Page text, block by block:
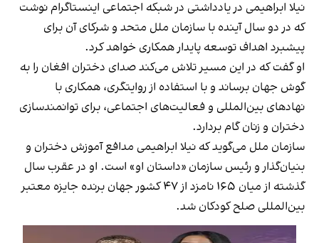
نیلا ابراهیمی در یادداشتی در شبکه اجتماعی اینستاگرام نوشت
که در دو سال آینده با سازمان ملل متحد و شرکای آن برای
پیشبرد اهداف توسعه پایدار همکاری خواهد کرد.
او گفت که در این مسیر تلاش می‌کند صدای دختران افغان را به
گوش جهان برساند و با استفاده از روایتگری، همکاری با
نهادهای بین‌المللی و فعالیت‌های اجتماعی، برای توانمندسازی
دختران و زنان گام بردارد.
سازمان ملل می‌گوید که نیلا ابراهیمی مدافع آموزش دختران و
بنیان‌گذار و رئیس سازمان «داستان او» است. او در عقرب سال
گذشته از میان ۱۶۵ نامزد از ۴۷ کشور جهان برنده جایزه معتبر
بین‌المللی صلح کودکان شد.